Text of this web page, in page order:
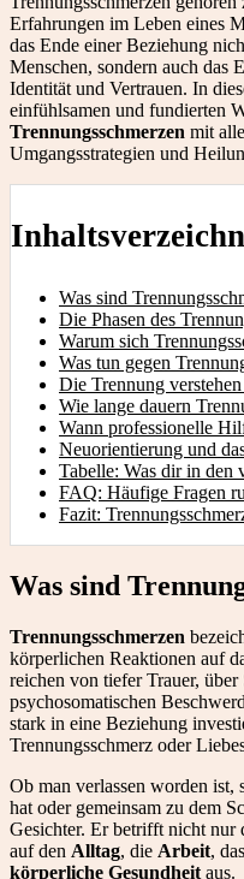
Erfahrungen im Leben eines
das Ende einer Beziehung
Menschen, sondern auch das
Identität und Vertrauen. In
einfühlsamen und fundierten
Trennungsschmerzen mit
Umgangsstrategien und
Was sind
Die Phasen des
Warum sich
Was tun gegen
Die Trennung
Wie lange dauern
Wann professionelle
Neuorientierung und
Tabelle: Was dir in den
FAQ: Häufige Fragen
Fazit:
Was sind
Trennungsschmerzen
körperlichen Reaktionen auf
reichen von tiefer Trauer,
psychosomatischen
stark in eine Beziehung
Trennungsschmerz oder
Ob man verlassen worden ist,
hat oder gemeinsam zu dem
Gesichter. Er betrifft nicht nur
auf den Alltag, die Arbeit, das
körperliche Gesundheit aus.